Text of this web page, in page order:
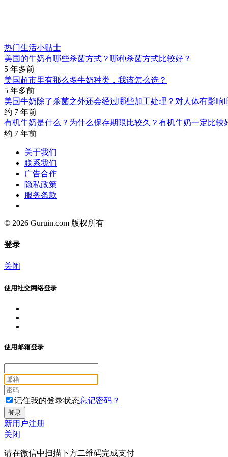
热门生活小贴士
美国的牛奶有哪些杀菌方式？哪种杀菌方式比较好？
5 年多前
美国超市里有那么多牛奶种类，我该怎么选？
5 年多前
美国牛奶除了杀菌之外还会经过哪些加工处理？对人体有影响
约 7 年前
有机牛奶是什么？为什么保存期限比较久？有机牛奶一定比较
约 7 年前
关于我们
联系我们
广告合作
隐私政策
服务条款
© 2026 Guruin.com 版权所有
登录
关闭
使用社交网络登录
使用邮箱登录
记住我的登录状态忘记密码？
新用户注册
关闭
请在微信中扫描下方二维码完成支付